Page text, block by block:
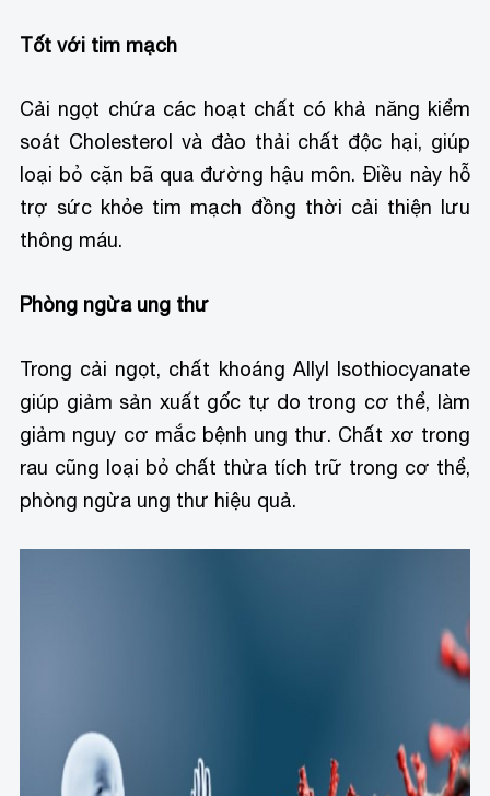
Tốt với tim mạch
Cải ngọt chứa các hoạt chất có khả năng kiểm
soát Cholesterol và đào thải chất độc hại, giúp
loại bỏ cặn bã qua đường hậu môn. Điều này hỗ
trợ sức khỏe tim mạch đồng thời cải thiện lưu
thông máu.
Phòng ngừa ung thư
Trong cải ngọt, chất khoáng Allyl Isothiocyanate
giúp giảm sản xuất gốc tự do trong cơ thể, làm
giảm nguy cơ mắc bệnh ung thư. Chất xơ trong
rau cũng loại bỏ chất thừa tích trữ trong cơ thể,
phòng ngừa ung thư hiệu quả.